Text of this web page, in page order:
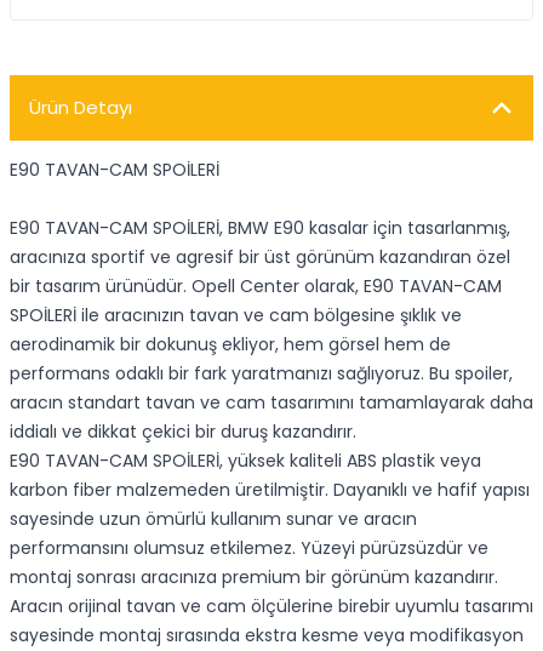
Ürün Detayı
E90 TAVAN-CAM SPOİLERİ
E90 TAVAN-CAM SPOİLERİ, BMW E90 kasalar için tasarlanmış,
aracınıza sportif ve agresif bir üst görünüm kazandıran özel
bir tasarım ürünüdür. Opell Center olarak, E90 TAVAN-CAM
SPOİLERİ ile aracınızın tavan ve cam bölgesine şıklık ve
aerodinamik bir dokunuş ekliyor, hem görsel hem de
performans odaklı bir fark yaratmanızı sağlıyoruz. Bu spoiler,
aracın standart tavan ve cam tasarımını tamamlayarak daha
iddialı ve dikkat çekici bir duruş kazandırır.
E90 TAVAN-CAM SPOİLERİ, yüksek kaliteli ABS plastik veya
karbon fiber malzemeden üretilmiştir. Dayanıklı ve hafif yapısı
sayesinde uzun ömürlü kullanım sunar ve aracın
performansını olumsuz etkilemez. Yüzeyi pürüzsüzdür ve
montaj sonrası aracınıza premium bir görünüm kazandırır.
Aracın orijinal tavan ve cam ölçülerine birebir uyumlu tasarımı
sayesinde montaj sırasında ekstra kesme veya modifikasyon